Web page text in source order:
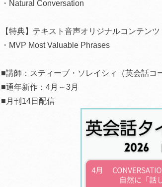
・Natural Conversation
【特典】テキスト音声オリジナルコンテンツ
・MVP Most Valuable Phrases
■講師：スティーブ・ソレイシィ（英会話コ
■通年新作：4月～3月
■月刊14日配信